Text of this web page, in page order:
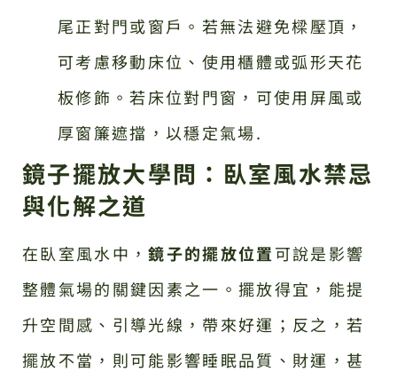
尾正對門或窗戶。若無法避免樑壓頂，
可考慮移動床位、使用櫃體或弧形天花
板修飾。若床位對門窗，可使用屏風或
厚窗簾遮擋，以穩定氣場.
鏡子擺放大學問：臥室風水禁忌
與化解之道
在臥室風水中，鏡子的擺放位置可說是影響
整體氣場的關鍵因素之一。擺放得宜，能提
升空間感、引導光線，帶來好運；反之，若
擺放不當，則可能影響睡眠品質、財運，甚